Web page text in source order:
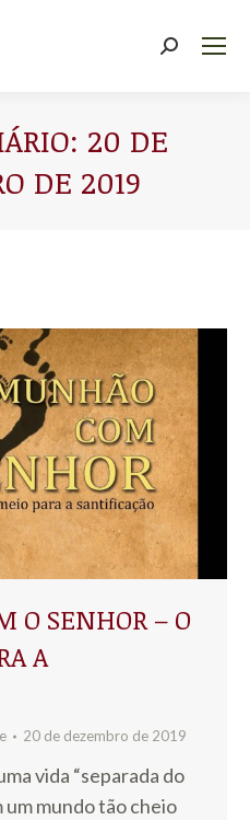
Buscar
20 DE
DE 2019
O SENHOR – O
A
20 de dezembro de 2019
vida “separada do
um mundo tão cheio